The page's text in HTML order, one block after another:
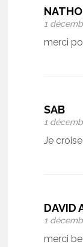
1
merci
SAB
1
Je
DAVID
1
merci